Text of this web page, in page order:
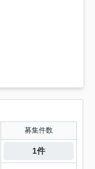
募集件数
1件